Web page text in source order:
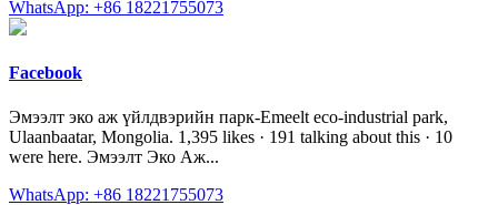
WhatsApp: +86 18221755073
Facebook
Эмээлт эко аж үйлдвэрийн парк-Emeelt eco-industrial park,
Ulaanbaatar, Mongolia. 1,395 likes · 191 talking about this · 10
were here. Эмээлт Эко Аж...
WhatsApp: +86 18221755073